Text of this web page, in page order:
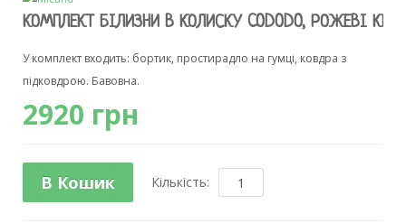
КОМПЛЕКТ БІЛИЗНИ В КОЛИСКУ CODODO, РОЖЕВІ
У комплект входить: бортик, простирадло на гумці, ковдра з
підковдрою. Бавовна.
2920 грн
В Кошик Кількість: